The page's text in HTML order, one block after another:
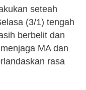
seteah
(3/1) tengah
berbelit dan
MA dan
rasa